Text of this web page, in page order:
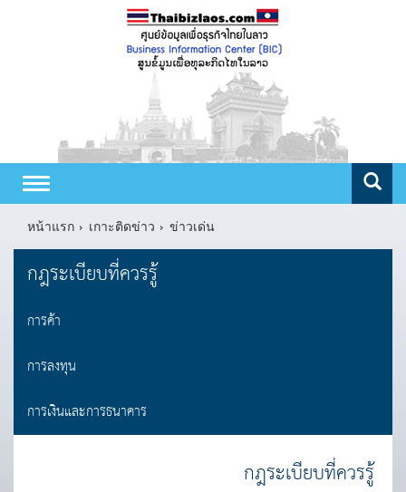
Toggle
navigation
หน้าแรก
เกาะติดข่าว ข่าวเด่น
กฎระเบียบที่ควรรู้
การค้า
การลงทุน
การเงินและการธนาคาร
กฎระเบียบที่ควรรู้